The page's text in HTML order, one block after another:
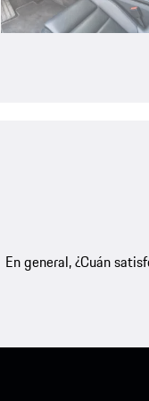
En general, ¿Cuán